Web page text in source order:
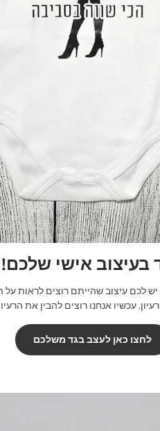
בעיצוב אישי שלכם!
עיצוב שהייתם רוצים לראות על
עכשיו אנחנו רוצים להבין את
לחצו כאן לעצב בגד משלכם